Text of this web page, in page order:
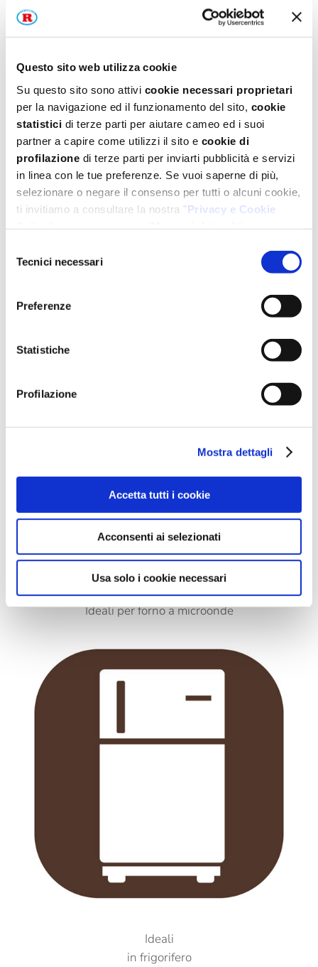
Questo sito web utilizza cookie
Su questo sito sono attivi cookie necessari proprietari
per la navigazione ed il funzionamento del sito, cookie
statistici di terze parti per aiutare cameo ed i suoi
partner a capire come utilizzi il sito e cookie di
profilazione di terze parti per inviarti pubblicità e servizi
in linea con le tue preferenze. Se vuoi saperne di più,
selezionare o negare il consenso per tutti o alcuni cookie,
ti invitiamo a consultare la nostra "Privacy e Cookie
tutti i cookies.
delTecnici necessari
Preferenze
Statistiche
Profilazione
Mostra dettagli
Accetta tutti i cookie
Acconsenti ai selezionati
Usa solo i cookie necessari
Ideali per forno tradizionale
Ideali per forno a microonde
Ideali
in frigorifero